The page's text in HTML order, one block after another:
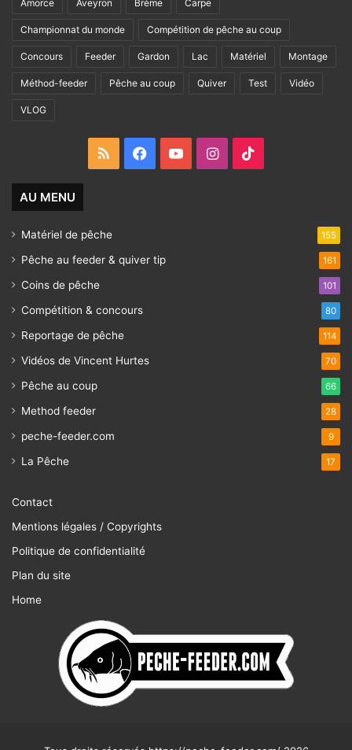
Amorce Aveyron Brème Carpe
Championnat du monde Compétition de pêche au coup
Concours Feeder Gardon Lac Matériel Montage
Méthod-feeder Pêche au coup Quiver Test Vidéo
VLOG
RSS FacebookYouTubeInstagram
AU MENU
Matériel de pêche 155
Pêche au feeder & quiver tip 161
Coins de pêche 101
Compétition & concours 80
Reportage de pêche 114
Vidéos de Vincent Hurtes 70
Pêche au coup 66
Method feeder 28
peche-feeder.com 9
La Pêche 17
Contact
Mentions légales / Copyrights
Politique de confidentialité
Plan du site
Home